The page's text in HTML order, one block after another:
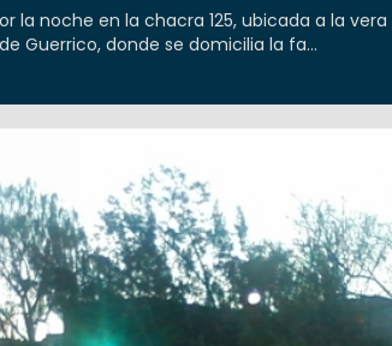
la noche en la chacra 125, ubicada a la
Guerrico, donde se domicilia la fa...